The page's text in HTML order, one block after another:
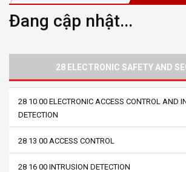
Đang cập nhật...
28 ELECTRONIC SAFETY AND
28 10 00 ELECTRONIC ACCESS CONTROL AND
DETECTION
28 13 00 ACCESS CONTROL
28 16 00 INTRUSION DETECTION